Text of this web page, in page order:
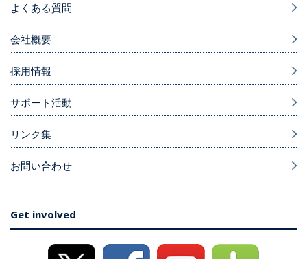
よくある質問
会社概要
採用情報
サポート活動
リンク集
お問い合わせ
Get involved